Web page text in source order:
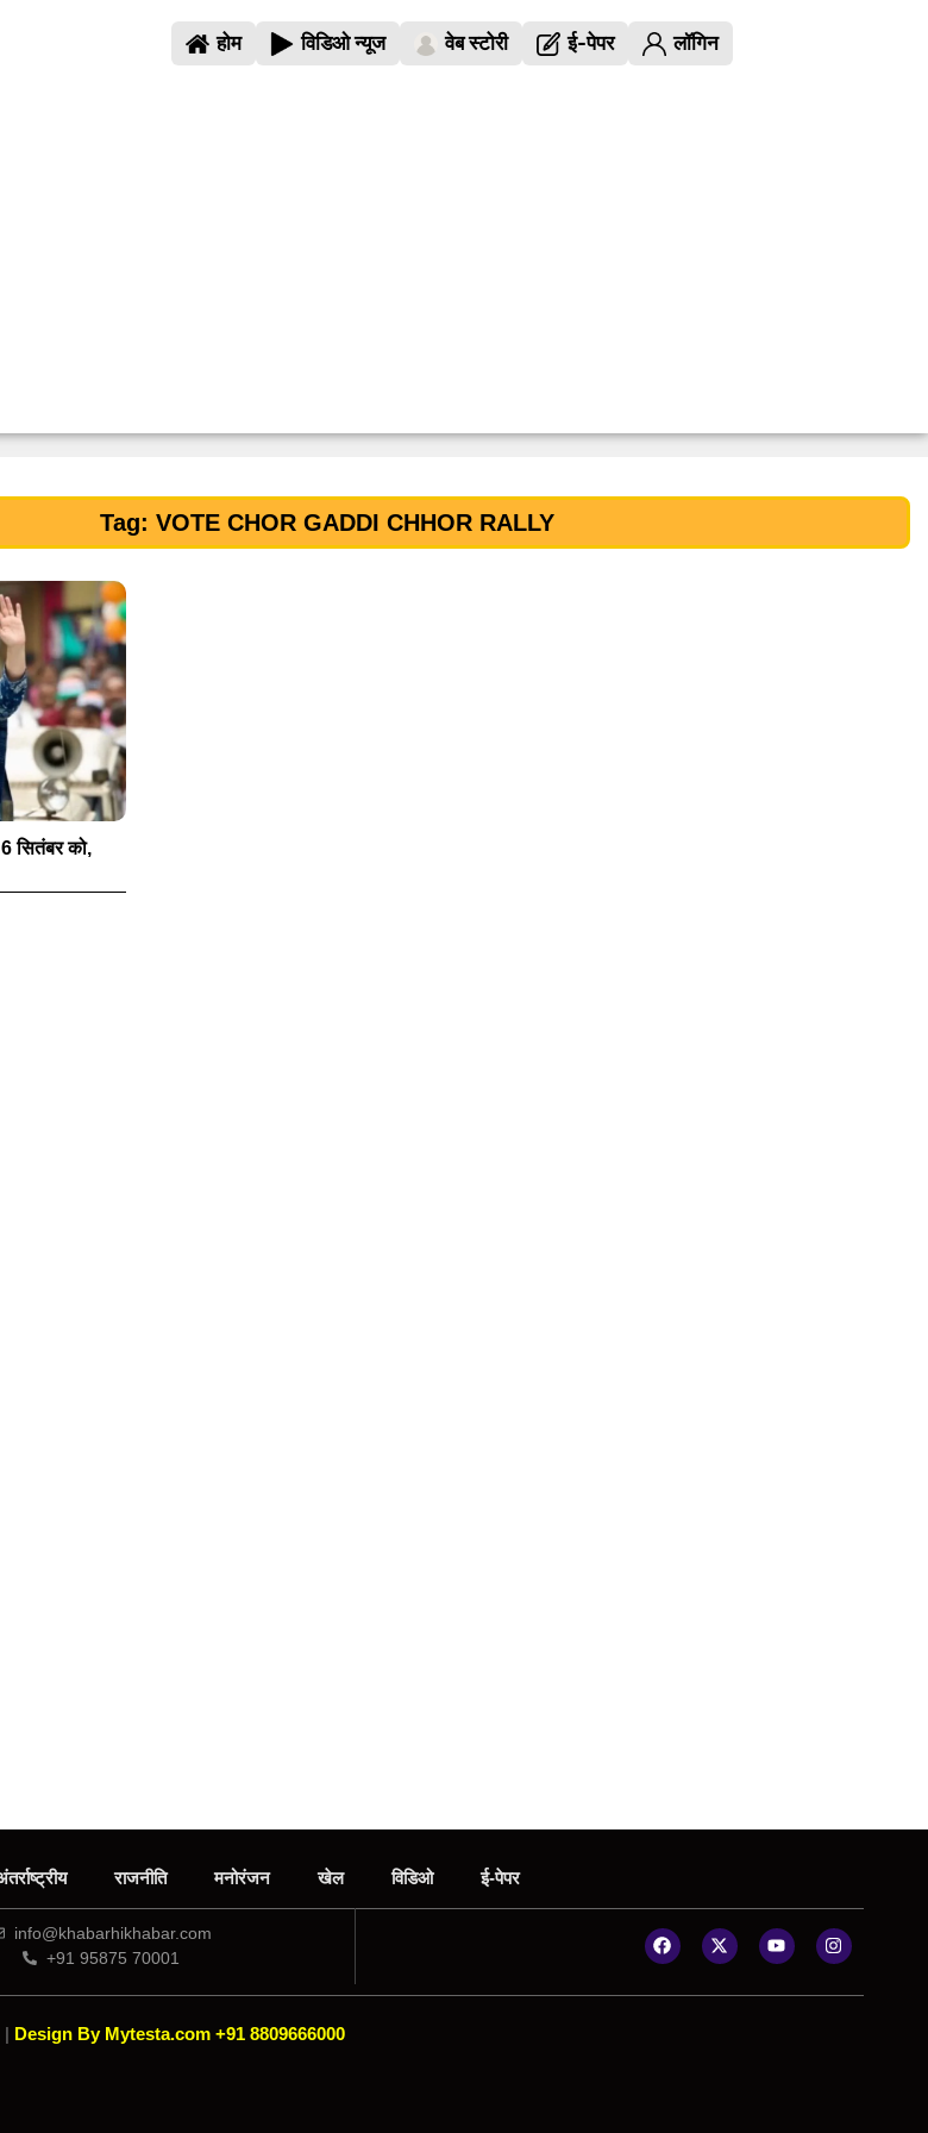
होम विडिओ न्यूज वेब स्टोरी ई-पेपर लॉगिन
Tag: VOTE CHOR GADDI CHHOR RALLY
6 सितंबर को,
राजनीति मनोरंजन खेल विडिओ ई-पेपर
info@khabarhikhabar.com
+91 95875 70001
| Design By Mytesta.com +91 8809666000